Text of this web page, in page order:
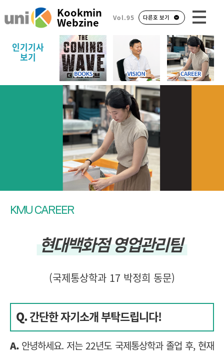
Kookmin
Webzine
Vol.95 다른호 보기
인기기사
보기
KMU CAREER
현대백화점 영업관리팀
(국제통상학과 17 박정희 동문)
Q. 간단한 자기소개 부탁드립니다!
A. 안녕하세요. 저는 22년도 국제통상학과 졸업 후, 현재